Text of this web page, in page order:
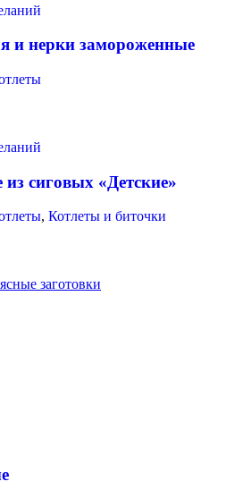
и нерки замороженные
сиговых «Детские»
, Котлеты и биточки
заготовки